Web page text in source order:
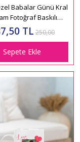
Babalar Günü Kral
Fotoğraf Baskılı
Bardak HK2699
TL 250,00
Sepete Ekle